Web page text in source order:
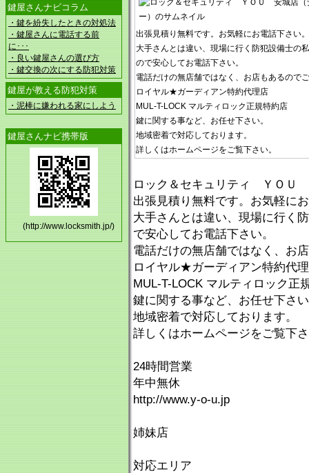
鍵屋さんナビコラム
・鍵を紛失したときの対処法
・鍵屋さんに電話する前
に･･･
・良い鍵屋さんの選び方
・鍵交換の次にする防犯対策
鍵屋が教える防犯対策
・泥棒に嫌われる家にしよう
鍵屋さんナビ携帯版
(http://www.locksmith.jp/)
出張見積り無料です。お気軽にお電話下さい。
大手さんとは違い、現場に行く防犯設備士の
ので安心してお電話下さい。
電話だけの無店舗ではなく、お店もあるので
ロイヤル★ガーディアン特約代理店
MUL-T-LOCK マルティロック正規特約店
鍵に関する事など、お任せ下さい。
地域密着で対応しております。
詳しくはホームページをご覧下さい。
ロック＆セキュリティ ＹＯＵ
出張見積り無料です。お気軽に
大手さんとは違い、現場に行く
で安心してお電話下さい。
電話だけの無店舗ではなく、お
ロイヤル★ガーディアン特約代
MUL-T-LOCK マルティロック正
鍵に関する事など、お任せ下さ
地域密着で対応しております。
詳しくはホームページをご覧下
24時間営業
年中無休
http://www.y-o-u.jp
姉妹店
対応エリア